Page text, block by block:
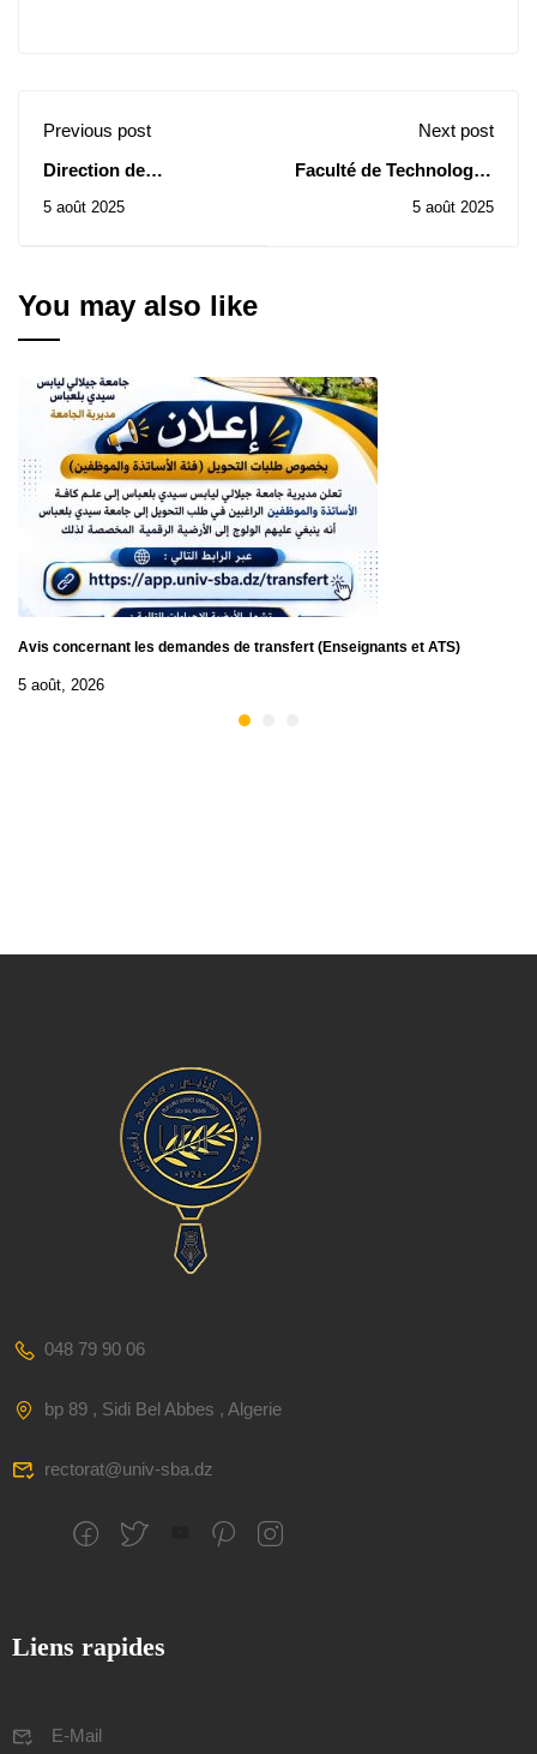
Previous post
Direction de
d'attribution provisoire
5 août 2025
Next post
Faculté de Technologie:
Provisoire de Contrats
5 août 2025
You may also like
Avis concernant les demandes de transfert (Enseignants et ATS)
5 août, 2026
048 79 90 06
bp 89 , Sidi Bel Abbes , Algerie
rectorat@univ-sba.dz
Liens rapides
E-Mail